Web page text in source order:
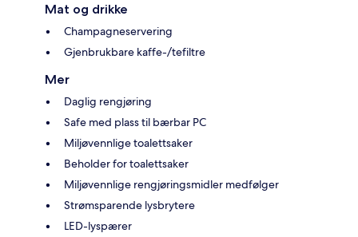
Mat og drikke
Champagneservering
Gjenbrukbare kaffe-/tefiltre
Mer
Daglig rengjøring
Safe med plass til bærbar PC
Miljøvennlige toalettsaker
Beholder for toalettsaker
Miljøvennlige rengjøringsmidler medfølger
Strømsparende lysbrytere
LED-lyspærer